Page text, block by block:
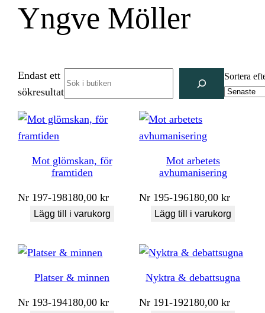
Yngve Möller
Endast ett
sökresultat
Sortera
Mot glömskan, för
framtiden
Nr 197-198180,00kr
Lägg till i varukorg
Mot arbetets
avhumanisering
Nr 195-196180,00kr
Lägg till i varukorg
Platser & minnen
Nr 193-194180,00kr
Nyktra & debattsugna
Nr 191-192180,00kr